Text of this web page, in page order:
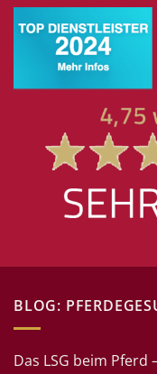
BLOG:
Das LSG beim